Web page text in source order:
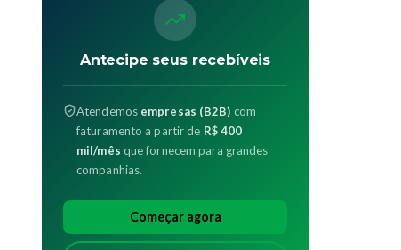
Antecipe seus recebíveis
Atendemos empresas (B2B) com
faturamento a partir de R$ 400
mil/mês que fornecem para grandes
companhias.
Começar agora